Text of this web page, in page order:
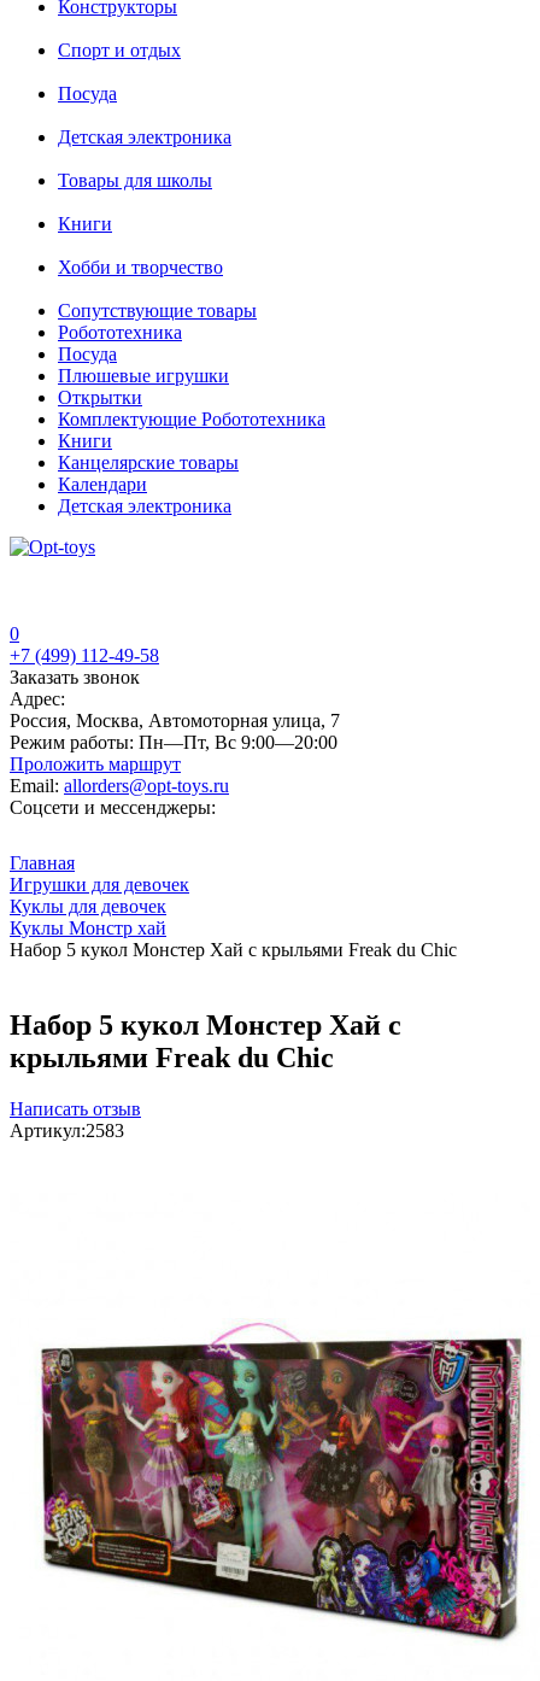
Конструкторы
Спорт и отдых
Посуда
Детская электроника
Товары для школы
Книги
Хобби и творчество
Сопутствующие товары
Робототехника
Посуда
Плюшевые игрушки
Открытки
Комплектующие Робототехника
Книги
Канцелярские товары
Календари
Детская электроника
0
+7 (499) 112-49-58
Заказать звонок
Адрес:
Россия, Москва, Автомоторная улица, 7
Режим работы: Пн—Пт, Вс 9:00—20:00
Проложить маршрут
Email: allorders@opt-toys.ru
Соцсети и мессенджеры:
Главная
Игрушки для девочек
Куклы для девочек
Куклы Монстр хай
Набор 5 кукол Монстер Хай с крыльями Freak du Chic
Набор 5 кукол Монстер Хай с
крыльями Freak du Chic
Написать отзыв
Артикул:2583